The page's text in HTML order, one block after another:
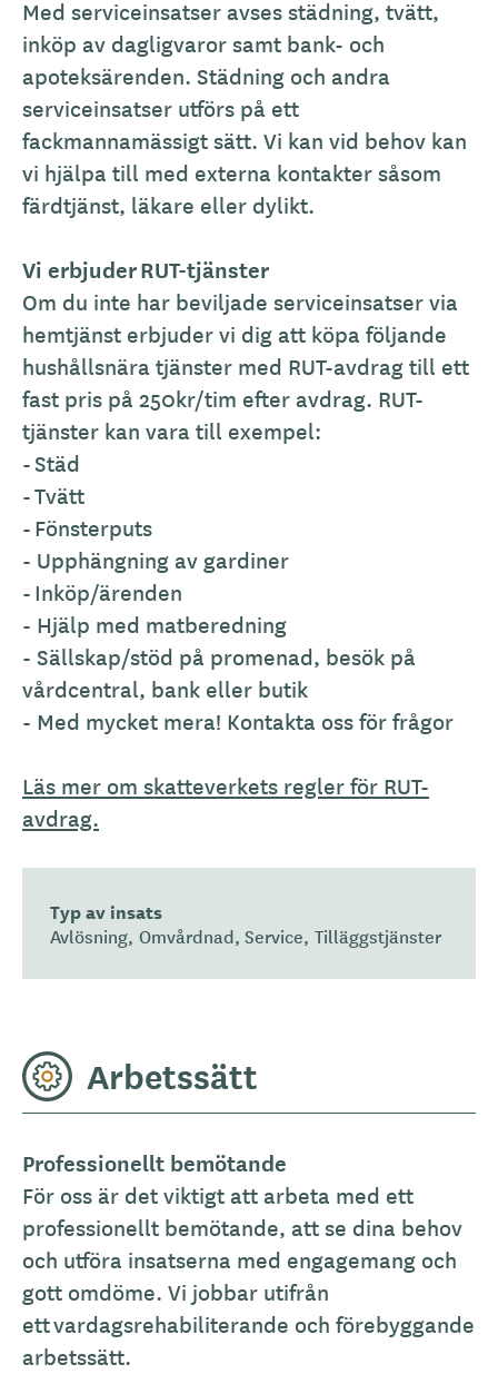
Med serviceinsatser avses städning, tvätt,
inköp av dagligvaror samt bank- och
apoteksärenden. Städning och andra
serviceinsatser utförs på ett
fackmannamässigt sätt. Vi kan vid behov kan
vi hjälpa till med externa kontakter såsom
färdtjänst, läkare eller dylikt.
Vi erbjuderRUT-tjänster
Om du inte har beviljade serviceinsatser via
hemtjänst erbjuder vi dig att köpa följande
hushållsnära tjänster med RUT-avdrag till ett
fast pris på 250kr/tim efter avdrag. RUT-
tjänster kan vara till exempel:
- Städ
- Tvätt
- Fönsterputs
- Upphängning av gardiner
- Inköp/ärenden
- Hjälp med matberedning
- Sällskap/stöd på promenad, besök på
vårdcentral, bank eller butik
- Med mycket mera! Kontakta oss för frågor
Läs mer om skatteverkets regler för RUT-
avdrag.
Typ av insats
Avlösning Omvårdnad Service Tilläggstjänster
Arbetssätt
Professionellt bemötande
För oss är det viktigt att arbeta med ett
professionellt bemötande, att se dina behov
och utföra insatserna med engagemang och
gott omdöme. Vi jobbar utifrån
ett vardagsrehabiliterande och förebyggande
arbetssätt.